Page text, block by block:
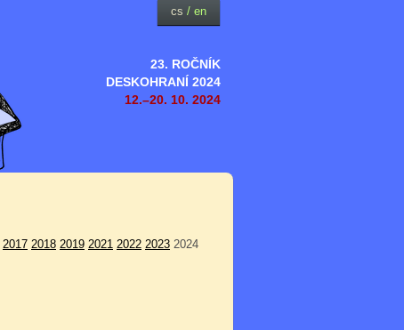
23. ROČNÍK
DESKOHRANÍ 2024
12.–20. 10. 2024
cs / en
2017 2018 2019 2021 2022 2023 2024